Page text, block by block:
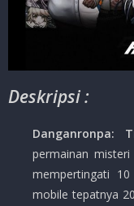
Deskripsi :
Danganronpa:
permainan
mempertingati
mobile tepatnya